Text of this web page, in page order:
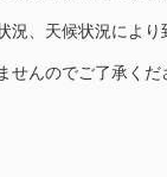
況、天候状況により
せんのでご了承くだ